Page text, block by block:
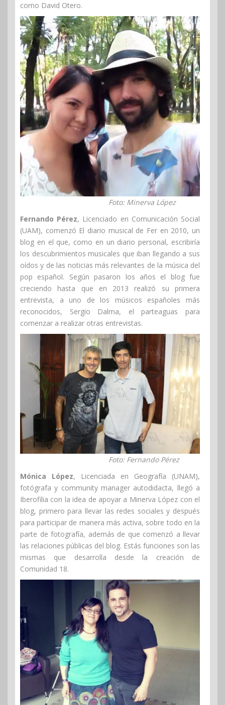
como David Otero.
Foto: Minerva López
Fernando Pérez, Licenciado en Comunicación Social
(UAM), comenzó El diario musical de Fer en 2010, un
blog en el que, como en un diario personal, escribiría
los descubrimientos musicales que iban llegando a sus
oídos y de las noticias más relevantes de la música del
pop español. Según pasaron los años el blog fue
creciendo hasta que en 2013 realizó su primera
entrevista, a uno de los músicos españoles más
reconocidos, Sergio Dalma, el parteaguas para
comenzar a realizar otras entrevistas.
Foto: Fernando Pérez
Mónica López, Licenciada en Geografía (UNAM),
fotógrafa y community manager autodidacta, llegó a
Iberofilia con la idea de apoyar a Minerva López con el
blog, primero para llevar las redes sociales y después
para participar de manera más activa, sobre todo en la
parte de fotografía, además de que comenzó a llevar
las relaciones públicas del blog. Estás funciones son las
mismas que desarrolla desde la creación de
Comunidad 18.